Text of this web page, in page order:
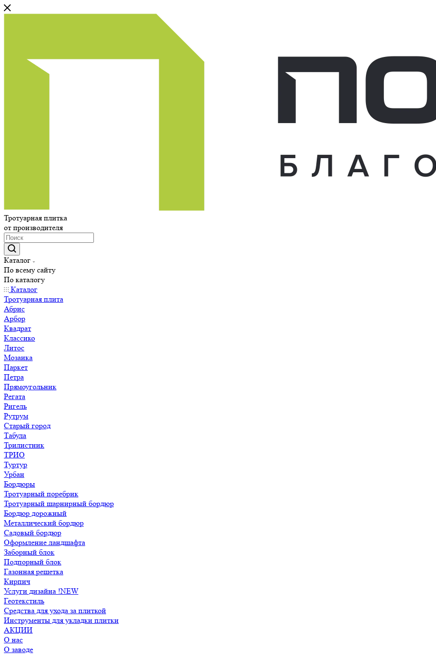
Тротуарная плитка
от производителя
Каталог
По всему сайту
По каталогу
Каталог
Тротуарная плита
Абрис
Арбор
Квадрат
Классико
Литос
Мозаика
Паркет
Петра
Прямоугольник
Регата
Ригель
Рутрум
Старый город
Табула
Трилистник
ТРИО
Туртур
Урбан
Бордюры
Тротуарный поребрик
Тротуарный шарнирный бордюр
Бордюр дорожный
Металлический бордюр
Садовый бордюр
Оформление ландшафта
Заборный блок
Подпорный блок
Газонная решетка
Кирпич
Услуги дизайна !NEW
Геотекстиль
Средства для ухода за плиткой
Инструменты для укладки плитки
АКЦИИ
О нас
О заводе